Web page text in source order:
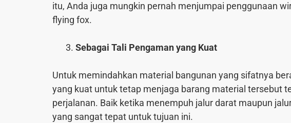
itu, Anda juga mungkin pernah menjumpai penggunaan
flying fox.
Sebagai Tali Pengaman yang Kuat
Untuk memindahkan material bangunan yang sifatnya
yang kuat untuk tetap menjaga barang material tersebut
perjalanan. Baik ketika menempuh jalur darat maupun
yang sangat tepat untuk tujuan ini.